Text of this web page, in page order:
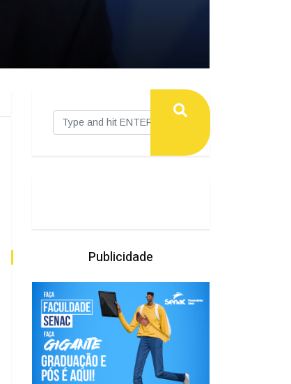
Publicidade